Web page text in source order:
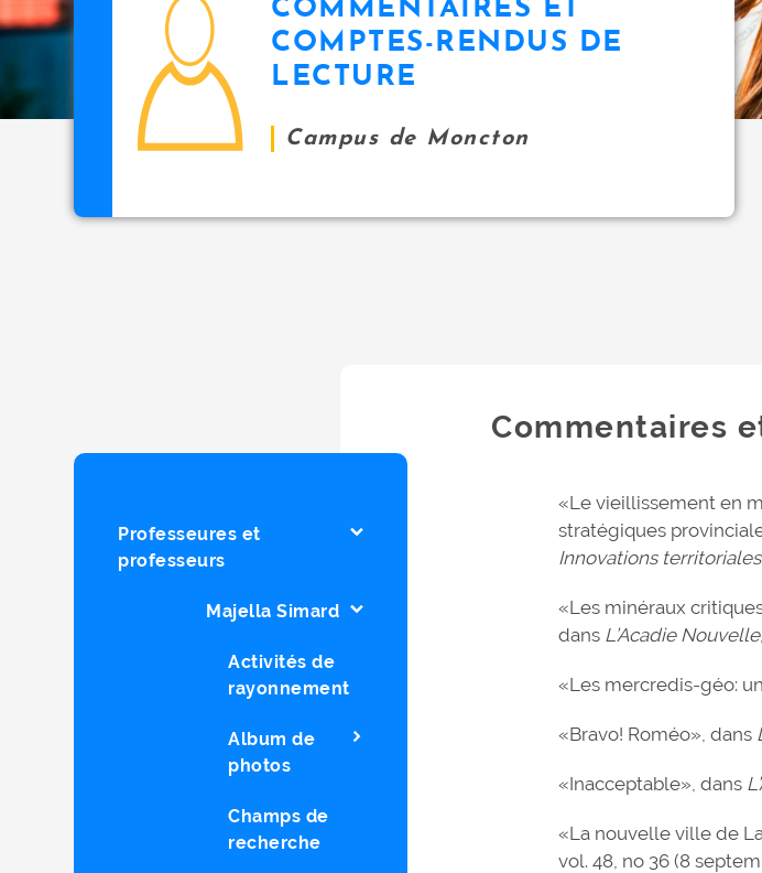
i
COMMENTAIRES ET
COMPTES-RENDUS DE
LECTURE
Campus de Moncton
Professeures et
professeurs
Majella Simard
Activités de
rayonnement
Album de
photos
Champs de
recherche
Commentaires
«Le vieillissement en
stratégiques
Innovations territoriales
«Les minéraux
dans L’Acadie Nouvelle
«Les mercredis-géo:
«Bravo! Roméo», dans
«Inacceptable», dans
«La nouvelle ville de
vol. 48, no 36 (8